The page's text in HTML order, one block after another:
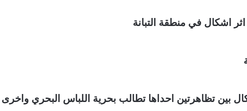
اشكال في منطقة التبانة
بين تظاهرتين احداها تطالب بحرية اللباس البحري